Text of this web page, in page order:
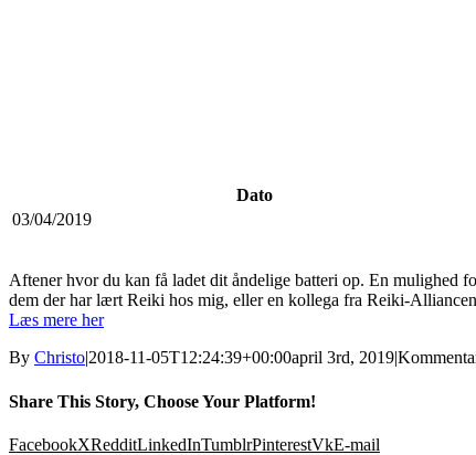
Dato
03/04/2019
Aftener hvor du kan få ladet dit åndelige batteri op. En mulighed
dem der har lært Reiki hos mig, eller en kollega fra Reiki-
Læs mere her
By Christo|2018-11-05T12:24:39+00:00april 3rd, 2019|
Share This Story, Choose Your Platform!
FacebookXRedditLinkedInTumblrPinterestVkE-mail